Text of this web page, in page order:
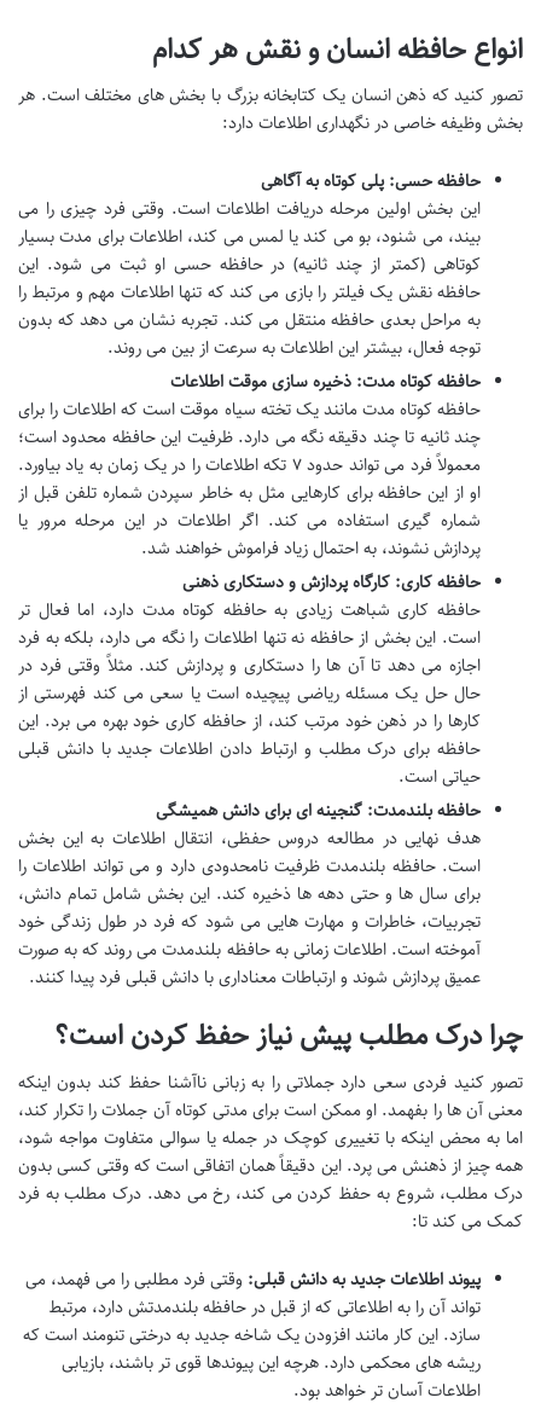
انواع حافظه انسان و نقش هر کدام
تصور کنید که ذهن انسان یک کتابخانه بزرگ با بخش های مختلف است. هر
بخش وظیفه خاصی در نگهداری اطلاعات دارد:
حافظه حسی: پلی کوتاه به آگاهی
این بخش اولین مرحله دریافت اطلاعات است. وقتی فرد چیزی را می
بیند، می شنود، بو می کند یا لمس می کند، اطلاعات برای مدت بسیار
کوتاهی (کمتر از چند ثانیه) در حافظه حسی او ثبت می شود. این
حافظه نقش یک فیلتر را بازی می کند که تنها اطلاعات مهم و مرتبط را
به مراحل بعدی حافظه منتقل می کند. تجربه نشان می دهد که بدون
توجه فعال، بیشتر این اطلاعات به سرعت از بین می روند.
حافظه کوتاه مدت: ذخیره سازی موقت اطلاعات
حافظه کوتاه مدت مانند یک تخته سیاه موقت است که اطلاعات را برای
چند ثانیه تا چند دقیقه نگه می دارد. ظرفیت این حافظه محدود است؛
معمولاً فرد می تواند حدود ۷ تکه اطلاعات را در یک زمان به یاد بیاورد.
او از این حافظه برای کارهایی مثل به خاطر سپردن شماره تلفن قبل از
شماره گیری استفاده می کند. اگر اطلاعات در این مرحله مرور یا
پردازش نشوند، به احتمال زیاد فراموش خواهند شد.
حافظه کاری: کارگاه پردازش و دستکاری ذهنی
حافظه کاری شباهت زیادی به حافظه کوتاه مدت دارد، اما فعال تر
است. این بخش از حافظه نه تنها اطلاعات را نگه می دارد، بلکه به فرد
اجازه می دهد تا آن ها را دستکاری و پردازش کند. مثلاً وقتی فرد در
حال حل یک مسئله ریاضی پیچیده است یا سعی می کند فهرستی از
کارها را در ذهن خود مرتب کند، از حافظه کاری خود بهره می برد. این
حافظه برای درک مطلب و ارتباط دادن اطلاعات جدید با دانش قبلی
حیاتی است.
حافظه بلندمدت: گنجینه ای برای دانش همیشگی
هدف نهایی در مطالعه دروس حفظی، انتقال اطلاعات به این بخش
است. حافظه بلندمدت ظرفیت نامحدودی دارد و می تواند اطلاعات را
برای سال ها و حتی دهه ها ذخیره کند. این بخش شامل تمام دانش،
تجربیات، خاطرات و مهارت هایی می شود که فرد در طول زندگی خود
آموخته است. اطلاعات زمانی به حافظه بلندمدت می روند که به صورت
عمیق پردازش شوند و ارتباطات معناداری با دانش قبلی فرد پیدا کنند.
چرا درک مطلب پیش نیاز حفظ کردن است؟
تصور کنید فردی سعی دارد جملاتی را به زبانی ناآشنا حفظ کند بدون اینکه
معنی آن ها را بفهمد. او ممکن است برای مدتی کوتاه آن جملات را تکرار کند،
اما به محض اینکه با تغییری کوچک در جمله یا سوالی متفاوت مواجه شود،
همه چیز از ذهنش می پرد. این دقیقاً همان اتفاقی است که وقتی کسی بدون
درک مطلب، شروع به حفظ کردن می کند، رخ می دهد. درک مطلب به فرد
کمک می کند تا:
پیوند اطلاعات جدید به دانش قبلی: وقتی فرد مطلبی را می فهمد، می
تواند آن را به اطلاعاتی که از قبل در حافظه بلندمدتش دارد، مرتبط
سازد. این کار مانند افزودن یک شاخه جدید به درختی تنومند است که
ریشه های محکمی دارد. هرچه این پیوندها قوی تر باشند، بازیابی
اطلاعات آسان تر خواهد بود.